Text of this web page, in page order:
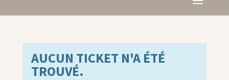
AUCUN TICKET N'A ÉTÉ
TROUVÉ.